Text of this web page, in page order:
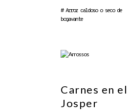
# Arroz caldoso o seco de
bogavante
Carnes en el
Josper